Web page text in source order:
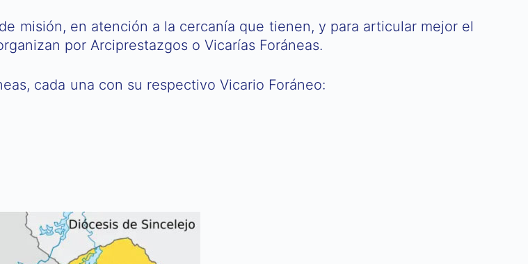
misión, en atención a la cercanía que tienen, y para articular mejor el
por Arciprestazgos o Vicarías Foráneas.
cada una con su respectivo Vicario Foráneo: